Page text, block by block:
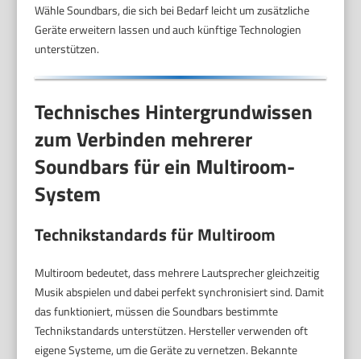
Wähle Soundbars, die sich bei Bedarf leicht um zusätzliche
Geräte erweitern lassen und auch künftige Technologien
unterstützen.
Technisches Hintergrundwissen
zum Verbinden mehrerer
Soundbars für ein Multiroom-
System
Technikstandards für Multiroom
Multiroom bedeutet, dass mehrere Lautsprecher gleichzeitig
Musik abspielen und dabei perfekt synchronisiert sind. Damit
das funktioniert, müssen die Soundbars bestimmte
Technikstandards unterstützen. Hersteller verwenden oft
eigene Systeme, um die Geräte zu vernetzen. Bekannte